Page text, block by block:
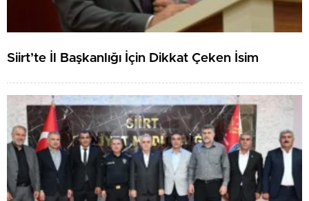
Siirt’te İl Başkanlığı İçin Dikkat Çeken İsim